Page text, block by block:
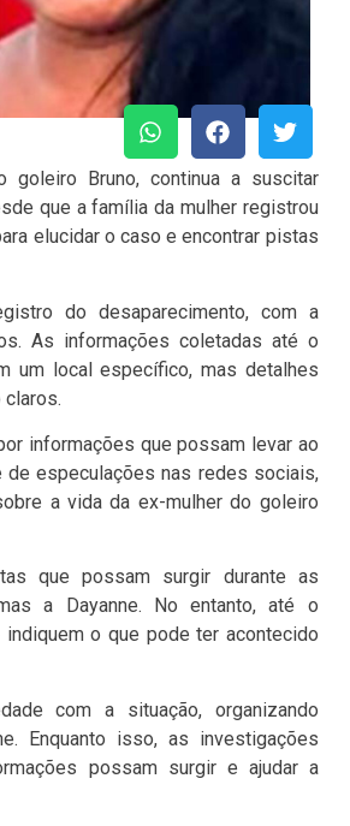
goleiro Bruno, continua a suscitar
que a família da mulher registrou
elucidar o caso e encontrar pistas
do desaparecimento, com a
As informações coletadas até o
um local específico, mas detalhes
informações que possam levar ao
de especulações nas redes sociais,
a vida da ex-mulher do goleiro
que possam surgir durante as
a Dayanne. No entanto, até o
o que pode ter acontecido
com a situação, organizando
Enquanto isso, as investigações
possam surgir e ajudar a